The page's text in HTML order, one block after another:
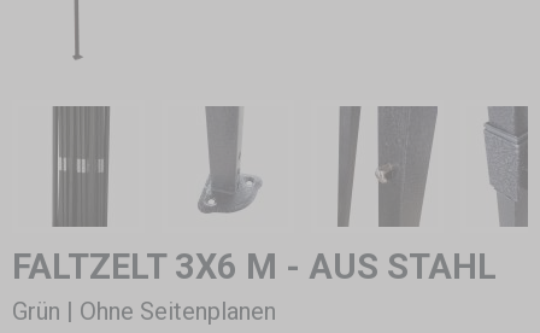
FALTZELT 3X6 M - AUS STAHL
Grün | Ohne Seitenplanen